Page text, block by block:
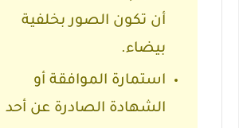
أن تكون الصور بخلفية
بيضاء.
استمارة الموافقة أو
الشهادة الصادرة عن أحد